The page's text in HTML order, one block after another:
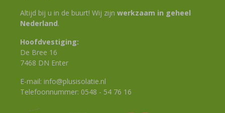
Altijd bij u in de buurt! Wij zijn werkzaam in geheel
Nederland.
Hoofdvestiging:
De Bree 16
7468 DN Enter
E-mail: info@plusisolatie.nl
Telefoonnummer: 0548 - 54 76 16